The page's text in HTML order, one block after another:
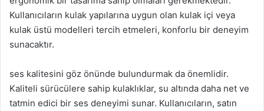
Kullanıcıların kulak yapılarına uygun olan kulak içi veya
kulak üstü modelleri tercih etmeleri, konforlu bir deneyim
sunacaktır.
ses kalitesini göz önünde bulundurmak da önemlidir.
Kaliteli sürücülere sahip kulaklıklar, su altında daha net ve
tatmin edici bir ses deneyimi sunar. Kullanıcıların, satın